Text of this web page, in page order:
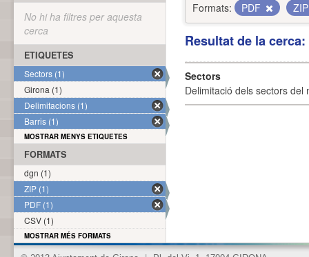
Formats:
PDF
Resultat de la
Sectors
Delimitació dels sectors del
No hi ha filtres per aquesta
cerca
ETIQUETES
Sectors (1)
Girona (1)
Delimitacions (1)
Barris (1)
MOSTRAR MENYS ETIQUETES
FORMATS
dgn (1)
ZIP (1)
PDF (1)
CSV (1)
MOSTRAR MÉS FORMATS